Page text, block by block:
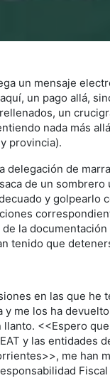
un mensaje
un pago allá,
un
nada más
provincia).
delegación de
de un sombrero
y golpearlo
la
tenido que
en las que he
me los ha
<<Espero
y las entidades
me han
Fiscal